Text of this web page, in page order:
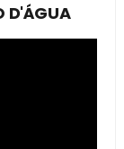
D'ÁGUA